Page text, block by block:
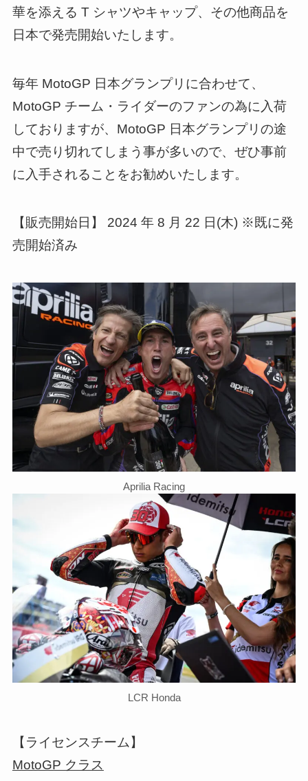
華を添える T シャツやキャップ、その他商品を
日本で発売開始いたします。
毎年 MotoGP 日本グランプリに合わせて、
MotoGP チーム・ライダーのファンの為に入荷
しておりますが、MotoGP 日本グランプリの途
中で売り切れてしまう事が多いので、ぜひ事前
に入手されることをお勧めいたします。
【販売開始日】 2024 年 8 月 22 日(木) ※既に発
売開始済み
Aprilia Racing
LCR Honda
【ライセンスチーム】
MotoGP クラス